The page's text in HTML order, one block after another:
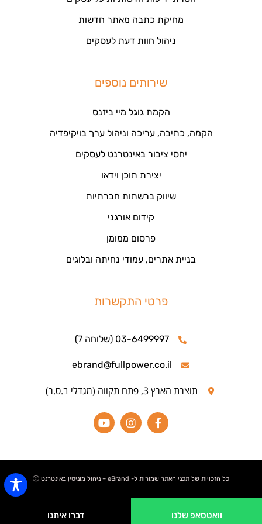
וואטסאפ שלנו דברו איתנו
מחיקת כתבה מאתר חדשות
ניהול חוות דעת לעסקים
שירותים נוספים
הקמת גוגל מיי ביזנס
הקמה, כתיבה, עריכה וניהול ערך בויקיפדיה
יחסי ציבור באינטרנט לעסקים
יצירת תוכן וידאו
שיווק ברשתות חברתיות
קידום אורגני
פרסום ממומן
בניית אתרים, עמודי נחיתה ובלוגים
פרטי התקשרות
03-6499997 (שלוחה 7)
ebrand@fullpower.co.il
תוצרת הארץ 3, פתח תקווה (מגדלי ב.ס.ר)
כל הזכויות של תכני האתר שמורות ל- eBrand – ניהול מוניטין באינטרנט Ⓒ